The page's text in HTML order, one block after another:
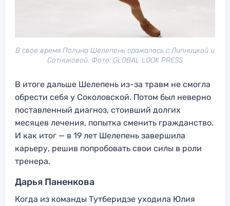
В свое время Полина Шелепень сражалась с Липницкой и
Сотниковой. Фото: GLOBAL LOOK PRESS
В итоге дальше Шелепень из-за травм не смогла
обрести себя у Соколовской. Потом был неверно
поставленный диагноз, стоивший долгих
месяцев лечения, попытка сменить гражданство.
И как итог — в 19 лет Шелепень завершила
карьеру, решив попробовать свои силы в роли
тренера.
Дарья Паненкова
Когда из команды Тутберидзе уходила Юлия